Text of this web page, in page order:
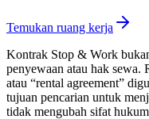
Temukan ruang kerja
Kontrak Stop & Work
penyewaan atau hak sewa.
atau “rental agreement”
tujuan pencarian untuk
tidak mengubah sifat